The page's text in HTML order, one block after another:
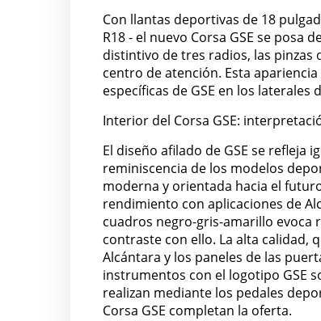
Con llantas deportivas de 18
R18 - el nuevo Corsa GSE se posa
distintivo de tres radios, las pinzas
centro de atención. Esta
específicas de GSE en los laterales
Interior del Corsa GSE:
El diseño afilado de GSE se refleja
reminiscencia de los modelos
moderna y orientada hacia el
rendimiento con aplicaciones de
cuadros negro-gris-amarillo
contraste con ello. La alta calidad,
Alcántara y los paneles de las
instrumentos con el logotipo GSE
realizan mediante los pedales
Corsa GSE completan la oferta.